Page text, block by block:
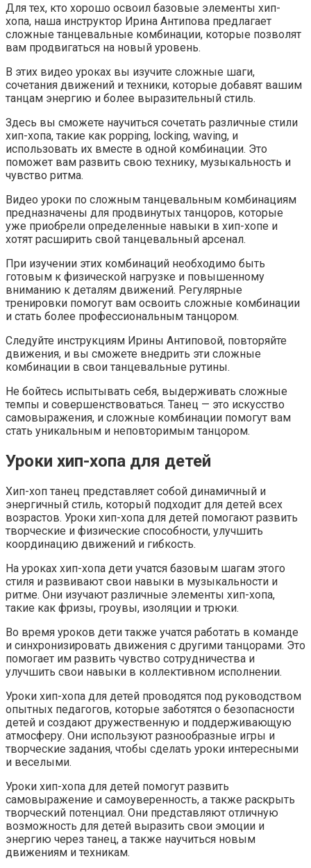
Для тех, кто хорошо освоил базовые элементы хип-
хопа, наша инструктор Ирина Антипова предлагает
сложные танцевальные комбинации, которые позволят
вам продвигаться на новый уровень.
В этих видео уроках вы изучите сложные шаги,
сочетания движений и техники, которые добавят вашим
танцам энергию и более выразительный стиль.
Здесь вы сможете научиться сочетать различные стили
хип-хопа, такие как popping, locking, waving, и
использовать их вместе в одной комбинации. Это
поможет вам развить свою технику, музыкальность и
чувство ритма.
Видео уроки по сложным танцевальным комбинациям
предназначены для продвинутых танцоров, которые
уже приобрели определенные навыки в хип-хопе и
хотят расширить свой танцевальный арсенал.
При изучении этих комбинаций необходимо быть
готовым к физической нагрузке и повышенному
вниманию к деталям движений. Регулярные
тренировки помогут вам освоить сложные комбинации
и стать более профессиональным танцором.
Следуйте инструкциям Ирины Антиповой, повторяйте
движения, и вы сможете внедрить эти сложные
комбинации в свои танцевальные рутины.
Не бойтесь испытывать себя, выдерживать сложные
темпы и совершенствоваться. Танец — это искусство
самовыражения, и сложные комбинации помогут вам
стать уникальным и неповторимым танцором.
Уроки хип-хопа для детей
Хип-хоп танец представляет собой динамичный и
энергичный стиль, который подходит для детей всех
возрастов. Уроки хип-хопа для детей помогают развить
творческие и физические способности, улучшить
координацию движений и гибкость.
На уроках хип-хопа дети учатся базовым шагам этого
стиля и развивают свои навыки в музыкальности и
ритме. Они изучают различные элементы хип-хопа,
такие как фризы, гроувы, изоляции и трюки.
Во время уроков дети также учатся работать в команде
и синхронизировать движения с другими танцорами. Это
помогает им развить чувство сотрудничества и
улучшить свои навыки в коллективном исполнении.
Уроки хип-хопа для детей проводятся под руководством
опытных педагогов, которые заботятся о безопасности
детей и создают дружественную и поддерживающую
атмосферу. Они используют разнообразные игры и
творческие задания, чтобы сделать уроки интересными
и веселыми.
Уроки хип-хопа для детей помогут развить
самовыражение и самоуверенность, а также раскрыть
творческий потенциал. Они представляют отличную
возможность для детей выразить свои эмоции и
энергию через танец, а также научиться новым
движениям и техникам.